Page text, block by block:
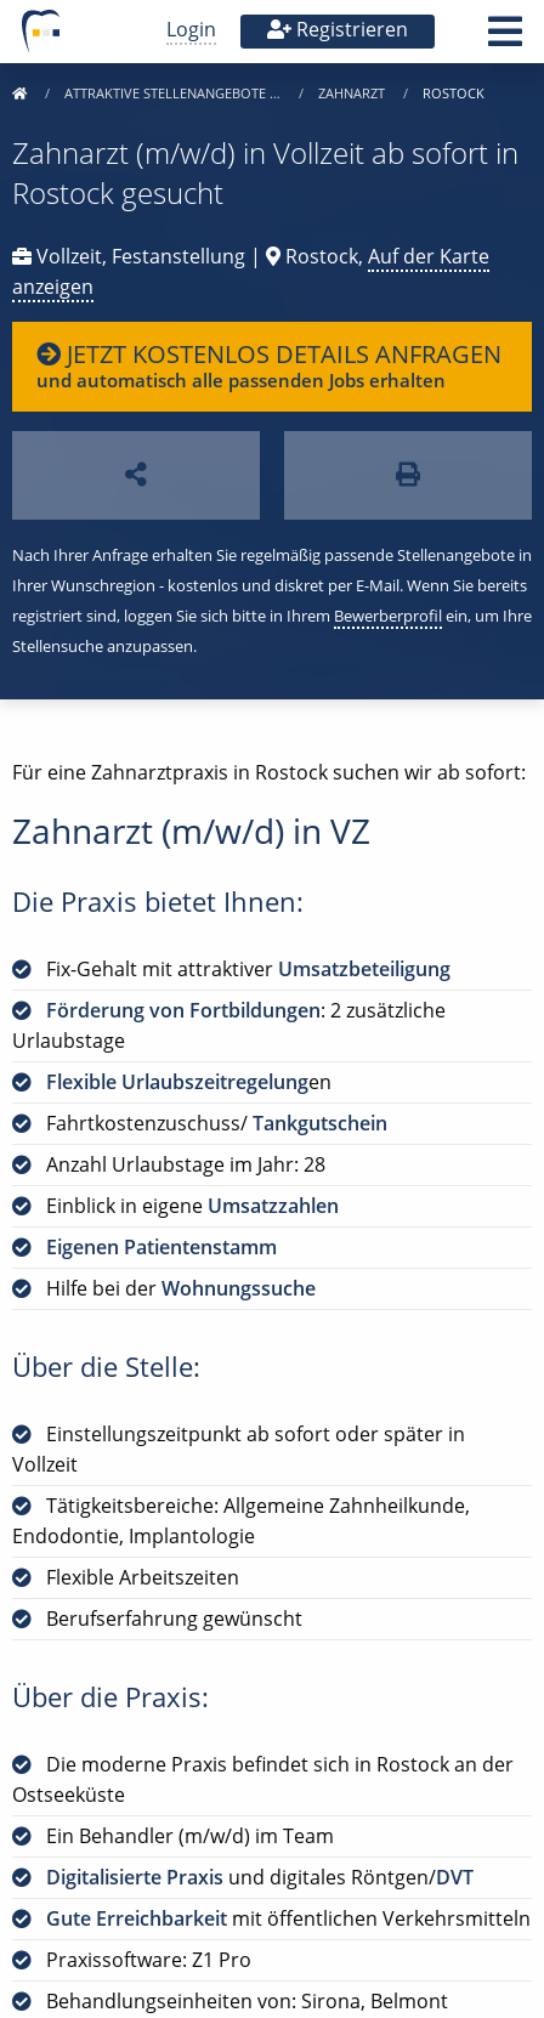
Login Registrieren
ATTRAKTIVE STELLENANGEBOTE … ZAHNARZT ROSTOCK
Zahnarzt (m/w/d) in Vollzeit ab sofort in
Rostock gesucht
Vollzeit, Festanstellung | Rostock, Auf der Karte
anzeigen
JETZT KOSTENLOS DETAILS ANFRAGEN
und automatisch alle passenden Jobs erhalten
Nach Ihrer Anfrage erhalten Sie regelmäßig passende Stellenangebote in
Ihrer Wunschregion - kostenlos und diskret per E-Mail. Wenn Sie bereits
registriert sind, loggen Sie sich bitte in Ihrem Bewerberprofilein, um Ihre
Stellensuche anzupassen.
Für eine Zahnarztpraxis in Rostock suchen wir ab sofort:
Zahnarzt (m/w/d) in VZ
Die Praxis bietet Ihnen:
Fix-Gehalt mit attraktiver Umsatzbeteiligung
Förderung von Fortbildungen: 2 zusätzliche
Urlaubstage
Flexible Urlaubszeitregelungen
Fahrtkostenzuschuss/Tankgutschein
Anzahl Urlaubstage im Jahr: 28
Einblick in eigene Umsatzzahlen
Eigenen Patientenstamm
Hilfe bei derWohnungssuche
Über die Stelle:
Einstellungszeitpunkt ab sofort oder später in
Vollzeit
Tätigkeitsbereiche: Allgemeine Zahnheilkunde,
Endodontie, Implantologie
Flexible Arbeitszeiten
Berufserfahrung gewünscht
Über die Praxis:
Die moderne Praxis befindet sich in Rostock an der
Ostseeküste
Ein Behandler (m/w/d) im Team
Digitalisierte Praxis und digitales Röntgen/DVT
Gute Erreichbarkeit mit öffentlichen Verkehrsmitteln
Praxissoftware: Z1 Pro
Behandlungseinheiten von: Sirona, Belmont